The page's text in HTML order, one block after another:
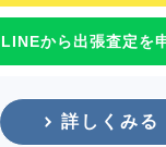
LINEから出張査定を
詳しくみる